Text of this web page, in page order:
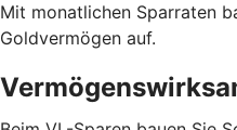
Mit monatlichen Sparraten
Goldvermögen auf.